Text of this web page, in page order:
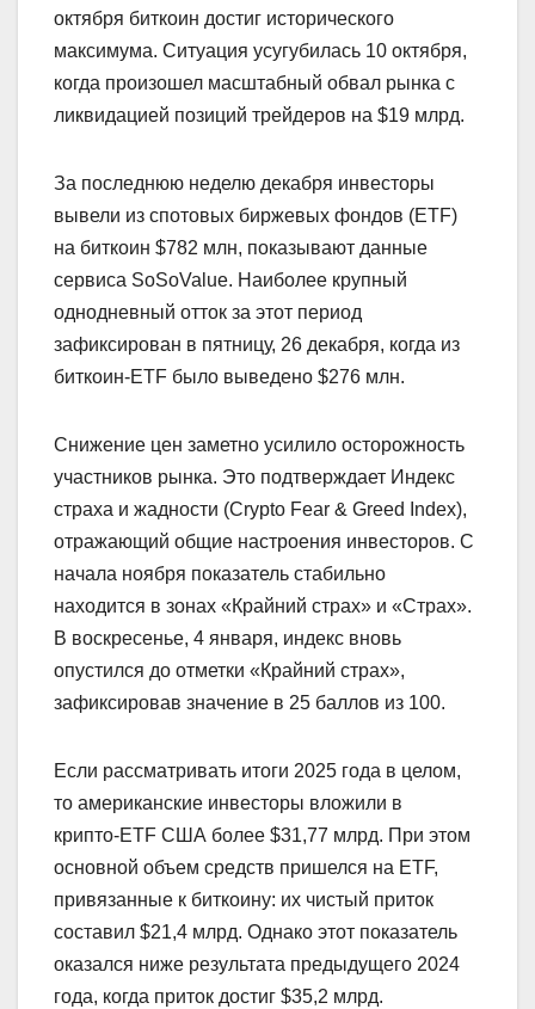
октября биткоин достиг исторического
максимума. Ситуация усугубилась 10 октября,
когда произошел масштабный обвал рынка с
ликвидацией позиций трейдеров на $19 млрд.
За последнюю неделю декабря инвесторы
вывели из спотовых биржевых фондов (ETF)
на биткоин $782 млн, показывают данные
сервиса SoSoValue. Наиболее крупный
однодневный отток за этот период
зафиксирован в пятницу, 26 декабря, когда из
биткоин-ETF было выведено $276 млн.
Снижение цен заметно усилило осторожность
участников рынка. Это подтверждает Индекс
страха и жадности (Crypto Fear & Greed Index),
отражающий общие настроения инвесторов. С
начала ноября показатель стабильно
находится в зонах «Крайний страх» и «Страх».
В воскресенье, 4 января, индекс вновь
опустился до отметки «Крайний страх»,
зафиксировав значение в 25 баллов из 100.
Если рассматривать итоги 2025 года в целом,
то американские инвесторы вложили в
крипто‑ETF США более $31,77 млрд. При этом
основной объем средств пришелся на ETF,
привязанные к биткоину: их чистый приток
составил $21,4 млрд. Однако этот показатель
оказался ниже результата предыдущего 2024
года, когда приток достиг $35,2 млрд.